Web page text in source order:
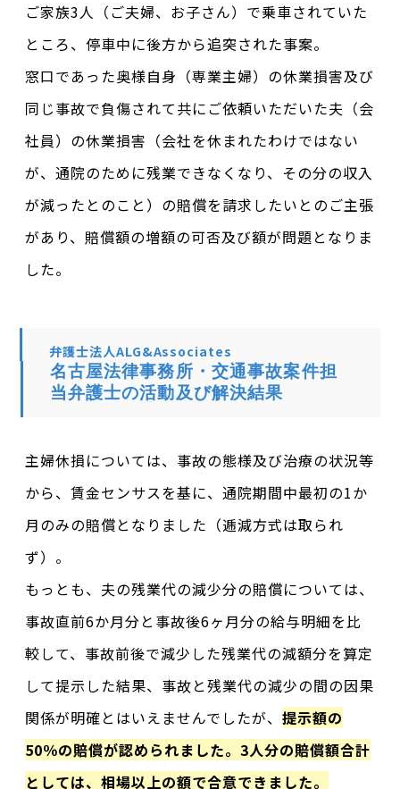
ご家族3人（ご夫婦、お子さん）で乗車されていた
ところ、停車中に後方から追突された事案。
窓口であった奥様自身（専業主婦）の休業損害及び
同じ事故で負傷されて共にご依頼いただいた夫（会
社員）の休業損害（会社を休まれたわけではない
が、通院のために残業できなくなり、その分の収入
が減ったとのこと）の賠償を請求したいとのご主張
があり、賠償額の増額の可否及び額が問題となりま
した。
弁護士法人ALG&Associates
名古屋法律事務所・交通事故案件担
当弁護士の活動及び解決結果
主婦休損については、事故の態様及び治療の状況等
から、賃金センサスを基に、通院期間中最初の1か
月のみの賠償となりました（逓減方式は取られ
ず）。
もっとも、夫の残業代の減少分の賠償については、
事故直前6か月分と事故後6ヶ月分の給与明細を比
較して、事故前後で減少した残業代の減額分を算定
して提示した結果、事故と残業代の減少の間の因果
関係が明確とはいえませんでしたが、 提示額の
50％の賠償が認められました。3人分の賠償額合計
としては、相場以上の額で合意できました。